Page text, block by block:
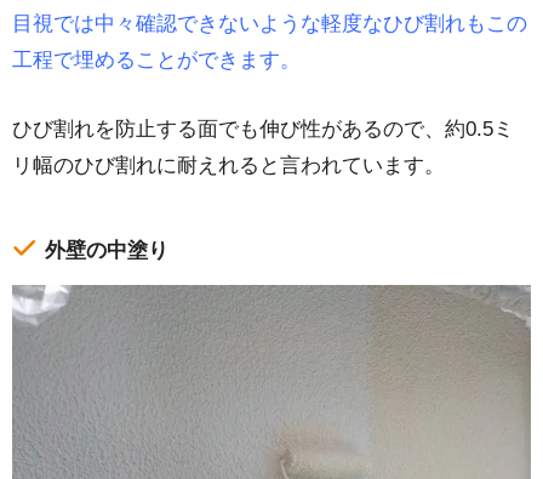
目視では中々確認できないような軽度なひび割れもこの
工程で埋めることができます。
ひび割れを防止する面でも伸び性があるので、約0.5ミ
リ幅のひび割れに耐えれると言われています。
外壁の中塗り